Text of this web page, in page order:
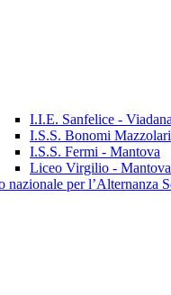
I.I.E. Sanfelice - Viadana
I.S.S. Bonomi
I.S.S. Fermi - Mantova
Liceo Virgilio - Mantova
nazionale per l’Alternanza